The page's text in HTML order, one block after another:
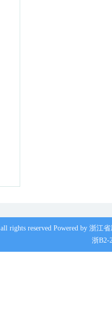
all rights reserved Powered by 浙江
浙B2-